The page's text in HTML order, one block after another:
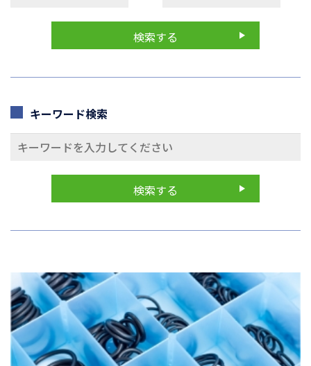
キーワード検索